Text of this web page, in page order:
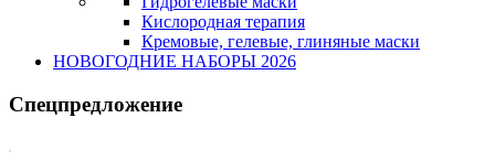
Кислородная терапия
Кремовые, гелевые, глиняные маски
НОВОГОДНИЕ НАБОРЫ 2026
Спецпредложение